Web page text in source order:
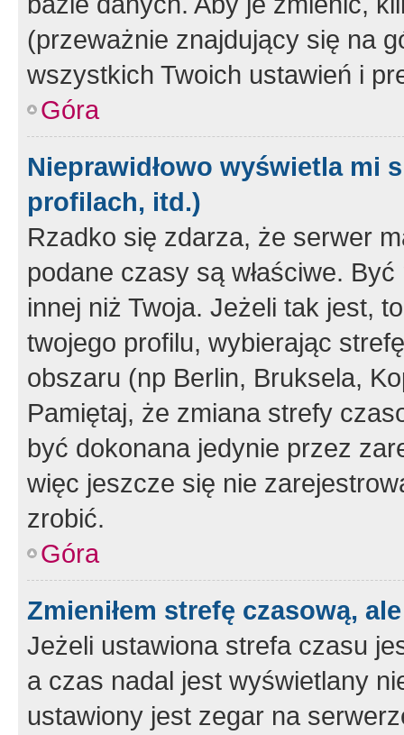
(przeważnie znajdujący się na
wszystkich Twoich ustawień i
Góra
Nieprawidłowo wyświetla mi
profilach, itd.)
Rzadko się zdarza, że serwer
podane czasy są właściwe.
innej niż Twoja. Jeżeli tak jest,
twojego profilu, wybierając
obszaru (np Berlin, Bruksela,
Pamiętaj, że zmiana strefy
być dokonana jedynie przez
więc jeszcze się nie
zrobić.
Góra
Zmieniłem strefę czasową,
Jeżeli ustawiona strefa czasu
a czas nadal jest wyświetlany
ustawiony jest zegar na